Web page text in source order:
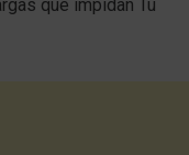
que impidan Tu